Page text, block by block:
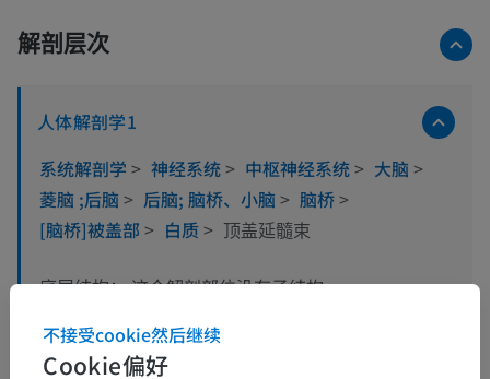
解剖层次
人体解剖学1
系统解剖学 > 神经系统> 中枢神经系统> 大脑 >
菱脑 ;后脑 > 后脑; 脑桥、小脑 > 脑桥>
[脑桥]被盖部 > 白质> 顶盖延髓束
底层结构：这个解剖部位没有子结构
Cookie偏好
不接受cookie然后继续